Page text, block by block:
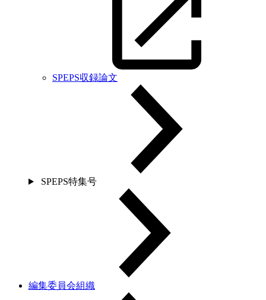
SPEPS収録論文
SPEPS特集号
編集委員会組織